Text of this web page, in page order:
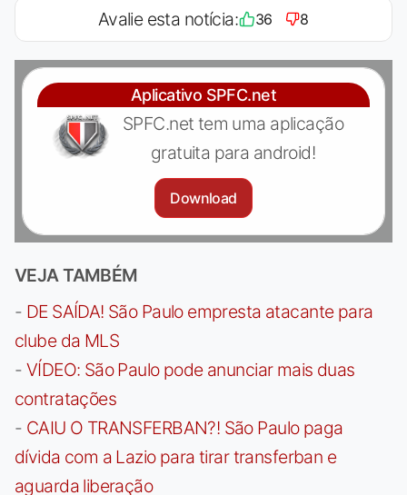
Avalie esta notícia: 36 8
Aplicativo SPFC.net
SPFC.net tem uma aplicação
gratuita para android!
Download
VEJA TAMBÉM
- DE SAÍDA! São Paulo empresta atacante para
clube da MLS
- VÍDEO: São Paulo pode anunciar mais duas
contratações
- CAIU O TRANSFERBAN?! São Paulo paga
dívida com a Lazio para tirar transferban e
aguarda liberação